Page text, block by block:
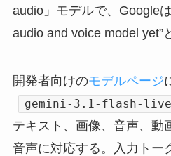
audio」モデルで、Google
audio and voice model yet”
開発者向けのモデルページ
gemini-3.1-flash-
テキスト、画像、音声、動
音声に対応する。入力トー